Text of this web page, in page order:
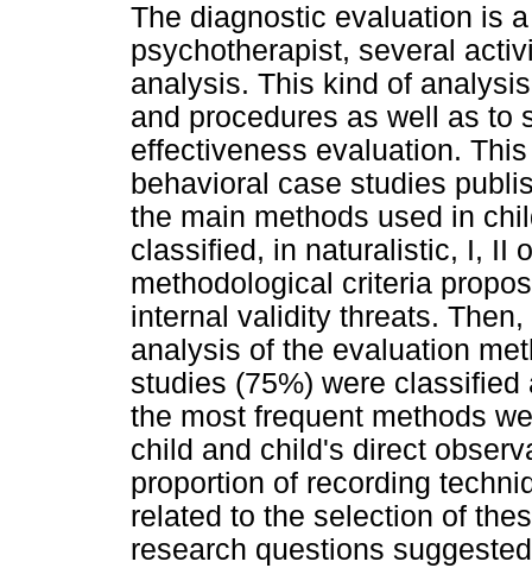
The diagnostic evaluation is
psychotherapist, several
analysis. This kind of
and procedures as well as to
effectiveness evaluation.
behavioral case studies
the main methods used in
classified, in naturalistic, I, II
methodological criteria
internal validity threats.
analysis of the evaluation
studies (75%) were
the most frequent methods
child and child's direct
proportion of recording
related to the selection of
research questions